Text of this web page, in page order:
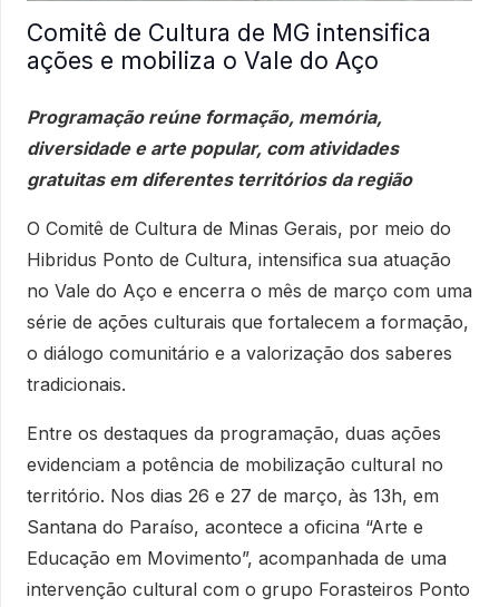
Comitê de Cultura de MG intensifica
ações e mobiliza o Vale do Aço
Programação reúne formação, memória,
diversidade e arte popular, com atividades
gratuitas em diferentes territórios da região
O Comitê de Cultura de Minas Gerais, por meio do
Hibridus Ponto de Cultura, intensifica sua atuação
no Vale do Aço e encerra o mês de março com uma
série de ações culturais que fortalecem a formação,
o diálogo comunitário e a valorização dos saberes
tradicionais.
Entre os destaques da programação, duas ações
evidenciam a potência de mobilização cultural no
território. Nos dias 26 e 27 de março, às 13h, em
Santana do Paraíso, acontece a oficina “Arte e
Educação em Movimento”, acompanhada de uma
intervenção cultural com o grupo Forasteiros Ponto